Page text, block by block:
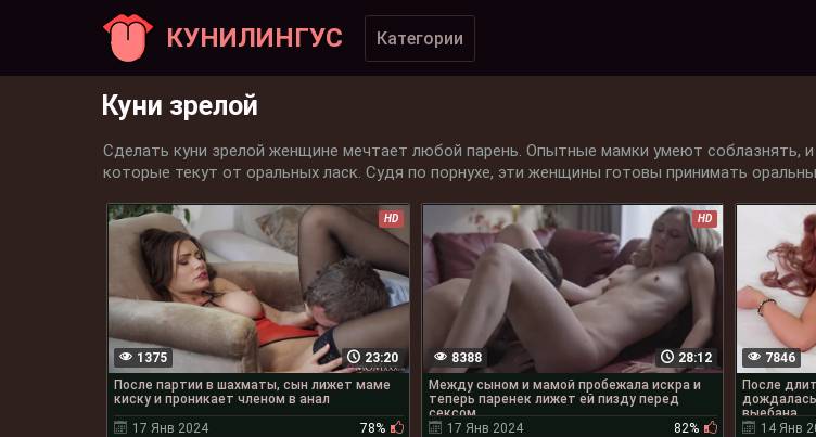
КУНИЛИНГУС Категории
Куни зрелой
Сделать куни зрелой женщине мечтает любой парень. Опытные мамки умеют соблазнять,
которые текут от оральных ласк. Судя по порнухе, эти женщины готовы принимать
HD
23:20
1375
После партии в шахматы, сын лижет маме
киску и проникает членом в анал
17 Янв 2024
78%
HD
28:12
8388
Между сыном и мамой пробежала искра и
теперь паренек лижет ей пизду перед
сексом
17 Янв 2024
82%
7846
После
дождалась
выебана
14 Янв